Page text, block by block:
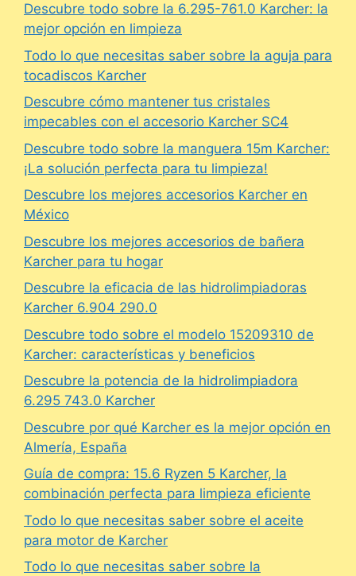
Descubre todo sobre la 6.295-761.0 Karcher: la
mejor opción en limpieza
Todo lo que necesitas saber sobre la aguja para
tocadiscos Karcher
Descubre cómo mantener tus cristales
impecables con el accesorio Karcher SC4
Descubre todo sobre la manguera 15m Karcher:
¡La solución perfecta para tu limpieza!
Descubre los mejores accesorios Karcher en
México
Descubre los mejores accesorios de bañera
Karcher para tu hogar
Descubre la eficacia de las hidrolimpiadoras
Karcher 6.904 290.0
Descubre todo sobre el modelo 15209310 de
Karcher: características y beneficios
Descubre la potencia de la hidrolimpiadora
6.295 743.0 Karcher
Descubre por qué Karcher es la mejor opción en
Almería, España
Guía de compra: 15.6 Ryzen 5 Karcher, la
combinación perfecta para limpieza eficiente
Todo lo que necesitas saber sobre el aceite
para motor de Karcher
Todo lo que necesitas saber sobre la